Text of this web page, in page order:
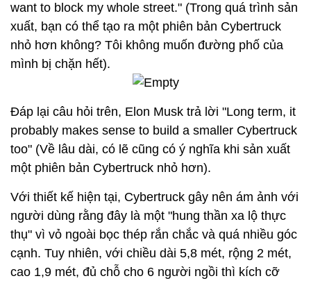
want to block my whole street." (Trong quá trình sản
xuất, bạn có thể tạo ra một phiên bản Cybertruck
nhỏ hơn không? Tôi không muốn đường phố của
mình bị chặn hết).
Đáp lại câu hỏi trên, Elon Musk trả lời "Long term, it
probably makes sense to build a smaller Cybertruck
too" (Về lâu dài, có lẽ cũng có ý nghĩa khi sản xuất
một phiên bản Cybertruck nhỏ hơn).
Với thiết kế hiện tại, Cybertruck gây nên ám ảnh với
người dùng rằng đây là một "hung thần xa lộ thực
thụ" vì vỏ ngoài bọc thép rắn chắc và quá nhiều góc
cạnh. Tuy nhiên, với chiều dài 5,8 mét, rộng 2 mét,
cao 1,9 mét, đủ chỗ cho 6 người ngồi thì kích cỡ